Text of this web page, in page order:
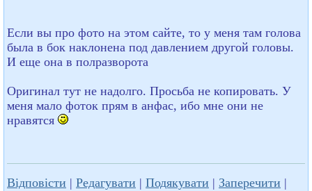
Если вы про фото на этом сайте, то у меня там голова
была в бок наклонена под давлением другой головы.
И еще она в полразворота
Оригинал тут не надолго. Просьба не копировать. У
меня мало фоток прям в анфас, ибо мне они не
нравятся
Відповісти | Редагувати | Подякувати | Заперечити |